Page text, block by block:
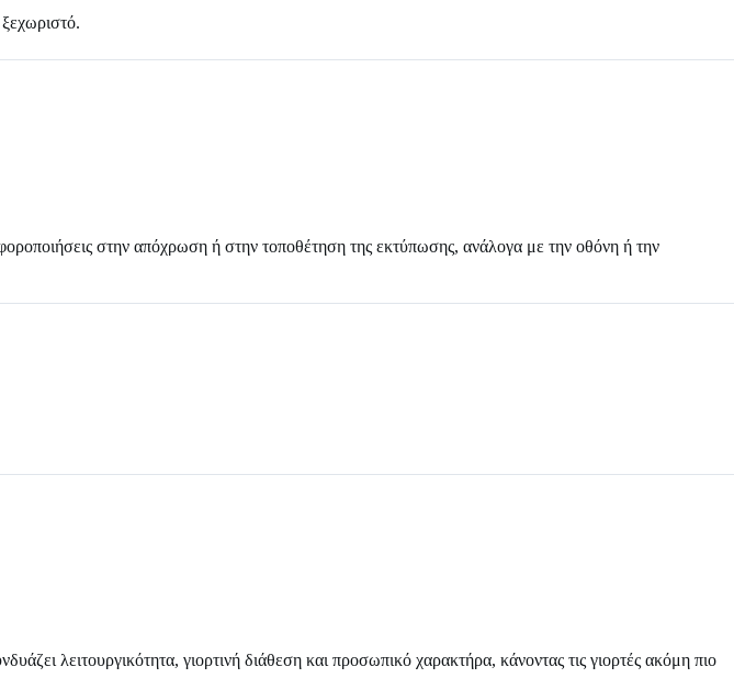
στην απόχρωση ή στην τοποθέτηση της εκτύπωσης, ανάλογα με την οθόνη ή την
λειτουργικότητα, γιορτινή διάθεση και προσωπικό χαρακτήρα, κάνοντας τις γιορτές ακόμη πιο